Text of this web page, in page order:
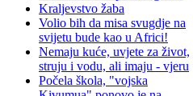
Kraljevstvo žaba
Volio bih da misa svugdje na
svijetu bude kao u Africi!
Nemaju kuće, uvjete za život,
struju i vodu, ali imaju - vjeru
Počela škola, "vojska